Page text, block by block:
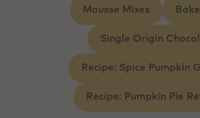
Mousse Mixes
Single Origin
Recipe: Spice Pumpkin
Recipe: Pumpkin Pie